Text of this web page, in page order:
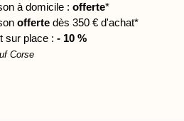
à domicile : offerte*
offerte dès 350 € d'achat*
sur place : - 10 %
Corse